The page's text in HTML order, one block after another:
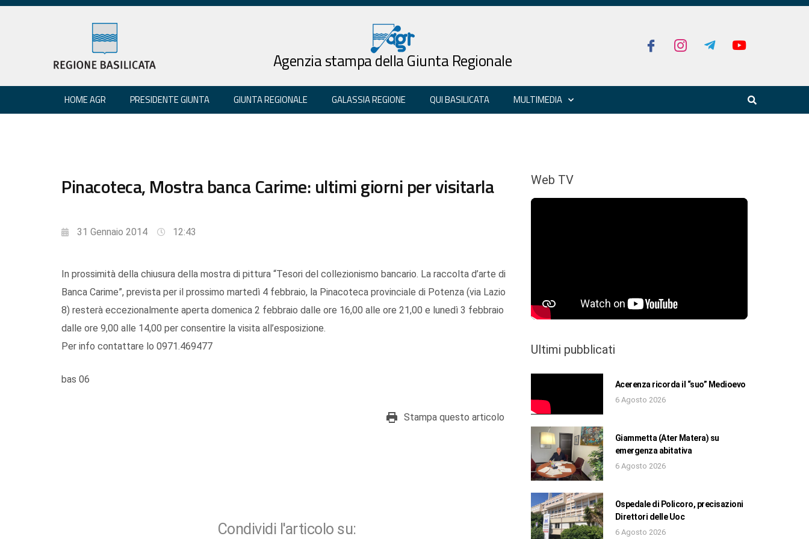
Agenzia stampa della Giunta Regionale
HOME AGR PRESIDENTE GIUNTA GIUNTA REGIONALE GALASSIA REGIONE QUI BASILICATA MULTIMEDIA
Pinacoteca, Mostra banca Carime: ultimi giorni per visitarla
31 Gennaio 2014 12:43
In prossimità della chiusura della mostra di pittura “Tesori del collezionismo bancario. La raccolta d’arte di
Banca Carime”, prevista per il prossimo martedì 4 febbraio, la Pinacoteca provinciale di Potenza (via Lazio
8) resterà eccezionalmente aperta domenica 2 febbraio dalle ore 16,00 alle ore 21,00 e lunedì 3 febbraio
dalle ore 9,00 alle 14,00 per consentire la visita all’esposizione.
Per info contattare lo 0971.469477
bas 06
Stampa questo articolo
Condividi l'articolo su:
Web TV
Ultimi pubblicati
Acerenza ricorda il “suo” Medioevo
6 Agosto 2026
Giammetta (Ater Matera) su
emergenza abitativa
6 Agosto 2026
Ospedale di Policoro, precisazioni
Direttori delle Uoc
6 Agosto 2026